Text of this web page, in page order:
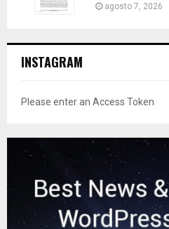
agosto 7, 2026
INSTAGRAM
Please enter an Access Token